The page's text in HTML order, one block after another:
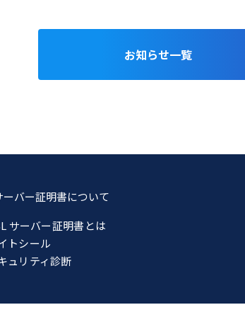
お知らせ一覧
ーバー証明書について
サーバー証明書とは
トシール
ュリティ診断